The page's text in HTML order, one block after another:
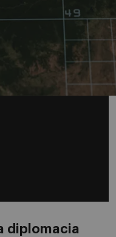
diplomacia